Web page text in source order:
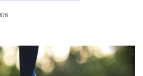
fenêtre)
(nouvelle fenêtre)
(nouvelle fenêtre)
LinkedIn (nouvelle fenêtre)